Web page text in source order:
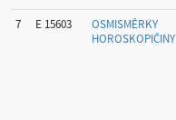
7 E 15603
OSMISMĚRKY
HOROSKOPIČINY